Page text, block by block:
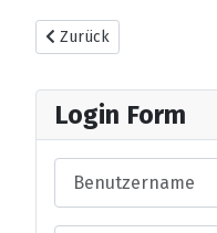
Vorheriger Beitrag:
Zurück
Login Form